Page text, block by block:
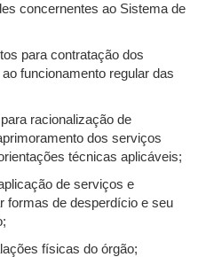
concernentes ao Sistema de
para contratação dos
funcionamento regular das
racionalização de
dos serviços
técnicas aplicáveis;
de serviços e
formas de desperdício e seu
físicas do órgão;